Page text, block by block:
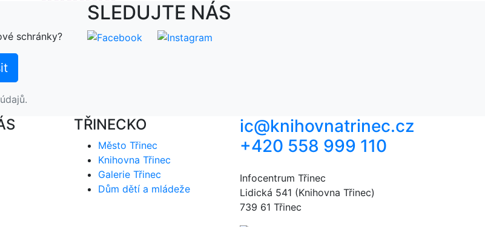
schránky?
SLEDUJTE NÁS
TŘINECKO
Město Třinec
Knihovna Třinec
Galerie Třinec
Dům dětí a mládeže
ic@knihovnatrinec.cz
+420 558 999 110
Infocentrum Třinec
Lidická 541 (Knihovna Třinec)
739 61 Třinec